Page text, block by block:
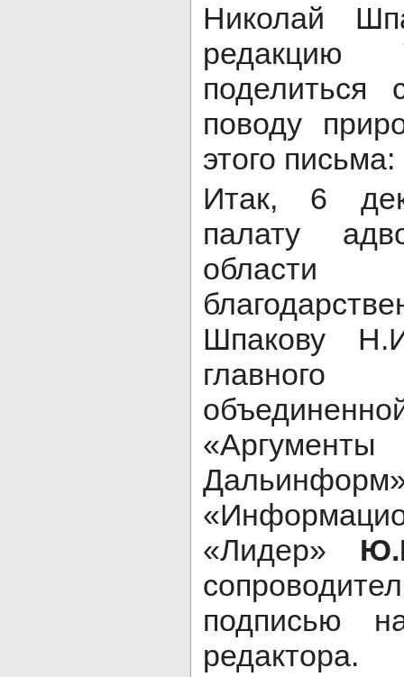
Николай
редакцию
поводу
этого письма:
Итак, 6
палату
Шпакову
«Лидер»
подписью
редактора.